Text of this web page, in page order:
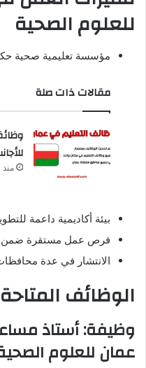
للعلوم الصحية
مؤسسة تعليمية صحية
مقالات ذات صلة
منذ 4 ساعات
بيئة أكاديمية داعمة
فرص عمل مستقرة ضمن
الانتشار في عدة
الوظائف
وظيفة: أستاذ
عمان للعلوم